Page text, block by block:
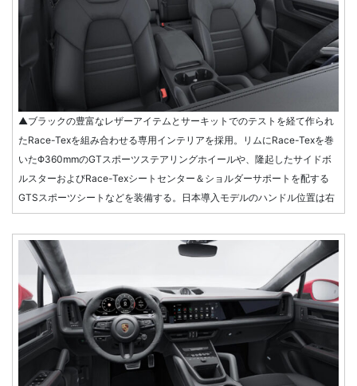
▲ブラックの豊富なレザーアイテムとサーキットでのテストを経て作られ
たRace-Texを組み合わせる専用インテリアを採用。リムにRace-Texを巻
いたΦ360mmのGTスポーツステアリングホイールや、隆起したサイドボ
ルスターおよびRace-Texシートセンター＆ショルダーサポートを配する
GTSスポーツシートなどを装備する。日本導入モデルのハンドル位置は右